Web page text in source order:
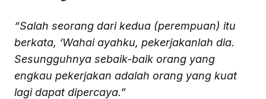
“Salah seorang dari kedua (perempuan) itu
berkata, ‘Wahai ayahku, pekerjakanlah dia.
Sesungguhnya sebaik-baik orang yang
engkau pekerjakan adalah orang yang kuat
lagi dapat dipercaya.”